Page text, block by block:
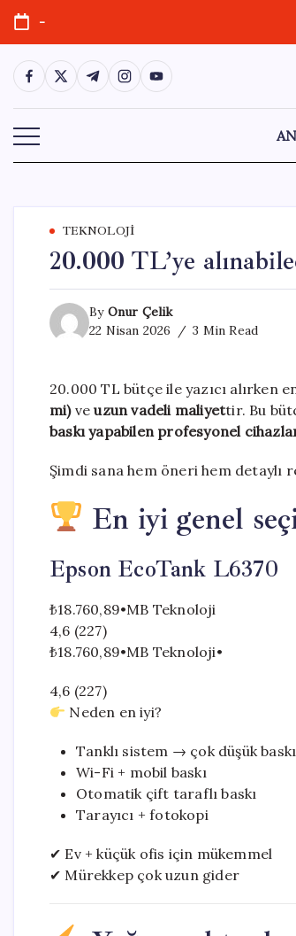
Skip
content
-
https://www.facebook.com/
https://twitter.com/
https://t.me/
https://www.instagram.com/
https://youtube.com/
TEKNOLOJI
20.000 TL’ye
By Onur Çelik
22 Nisan 2026
3 Min Read
20.000 TL bütçe ile yazıcı alırken
mi)veuzun vadeli maliyettir. Bu
baskı yapabilen profesyonel
Şimdi sana hem öneri hem detaylı
En iyi genel
Epson EcoTank L6370
₺18.760,89•MB Teknoloji
4,6 (227)
₺18.760,89•MB Teknoloji•
4,6 (227)
Neden en iyi?
Tanklı sistem → çok düşük
Wi-Fi + mobil baskı
Otomatik çift taraflı baskı
Tarayıcı + fotokopi
✔ Ev + küçük ofis için mükemmel
✔ Mürekkep çok uzun gider